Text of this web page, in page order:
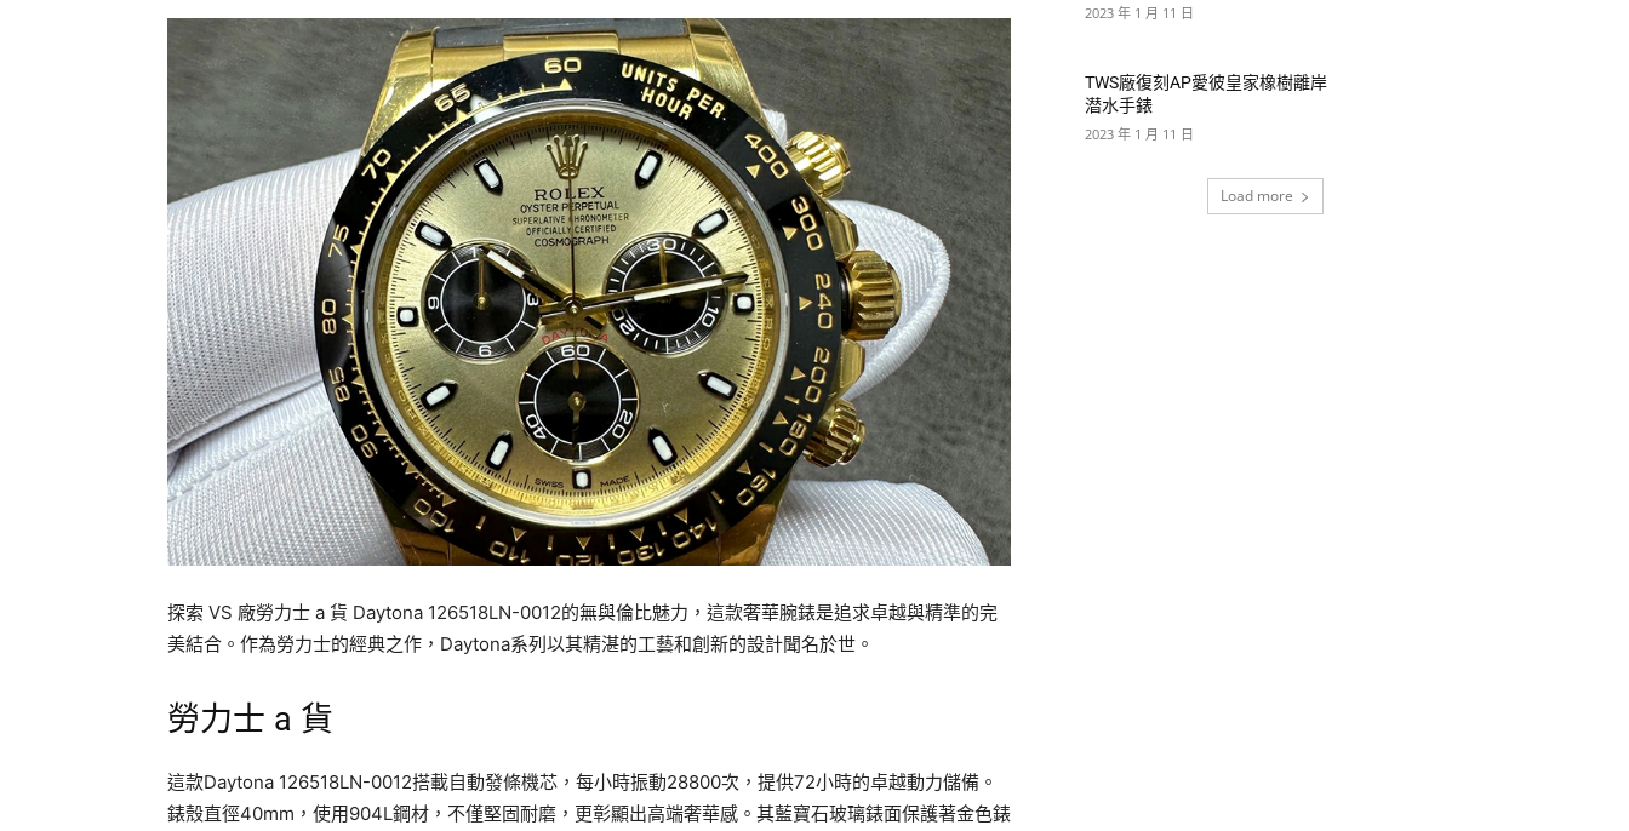
探索 VS 廠勞力士 a 貨 Daytona 126518LN-0012的無與倫比魅力，這款奢華腕錶是追求卓越與精準的完
美結合。作為勞力士的經典之作，Daytona系列以其精湛的工藝和創新的設計聞名於世。
勞力士 a 貨
這款Daytona 126518LN-0012搭載自動發條機芯，每小時振動28800次，提供72小時的卓越動力儲備。
錶殼直徑40mm，使用904L鋼材，不僅堅固耐磨，更彰顯出高端奢華感。其藍寶石玻璃錶面保護著金色錶
2023 年 1 月 11 日
TWS廠復刻AP愛彼皇家橡樹離岸
潜水手錶
2023 年 1 月 11 日
Load more